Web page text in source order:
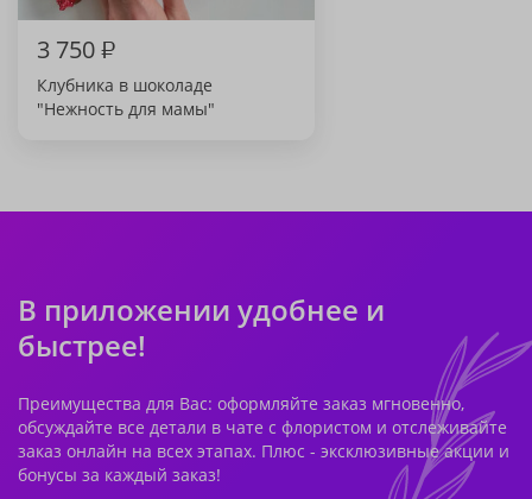
3 750₽
Клубника в шоколаде
"Нежность для мамы"
В приложении удобнее и
быстрее!
Преимущества для Вас: оформляйте заказ мгновенно,
обсуждайте все детали в чате с флористом и отслеживайте
заказ онлайн на всех этапах. Плюс - эксклюзивные акции и
бонусы за каждый заказ!